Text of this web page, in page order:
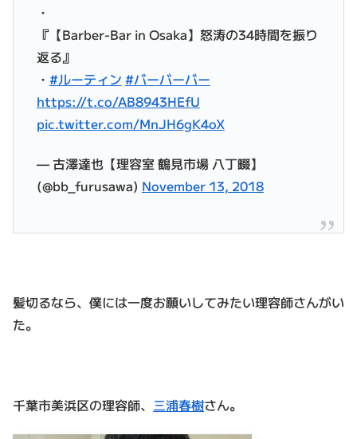
・
『【Barber-Bar in Osaka】怒涛の34時間を振り
返る』
・ #ルーティン #バーバーバー
https://t.co/AB8943HEfU
pic.twitter.com/MnJH6gK4oX
— 古澤達也【理容室 鶴見市場 八丁畷】
(@bb_furusawa) November 13, 2018
髪切るなら、僕には一度お願いしてみたい理容師さんがい
た。
千葉市美浜区の理容師、 三浦春樹さん。